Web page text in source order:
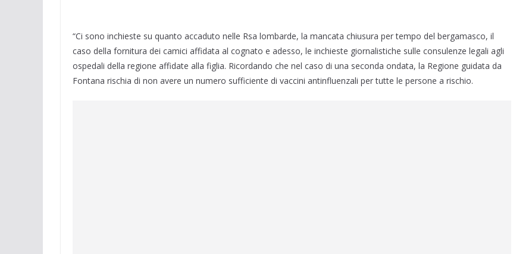
“Ci sono inchieste su quanto accaduto nelle Rsa lombarde, la mancata chiusura per tempo del bergamasco, il
caso della fornitura dei camici affidata al cognato e adesso, le inchieste giornalistiche sulle consulenze legali agli
ospedali della regione affidate alla figlia. Ricordando che nel caso di una seconda ondata, la Regione guidata da
Fontana rischia di non avere un numero sufficiente di vaccini antinfluenzali per tutte le persone a rischio.